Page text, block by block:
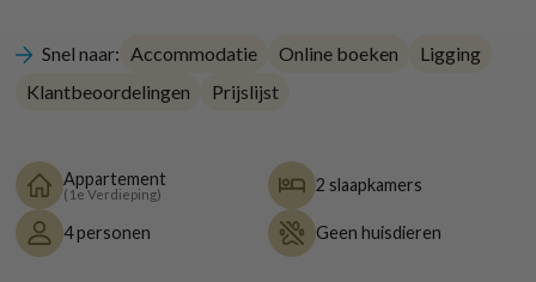
Snel naar: Accommodatie Online boeken
Ligging
Klantbeoordelingen
Prijslijst
Appartement
(1e Verdieping) 2 slaapkamers
4 personen Geen huisdieren